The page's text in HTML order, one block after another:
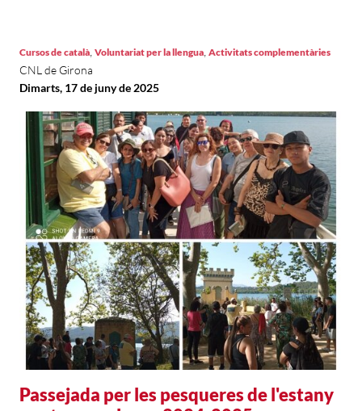
Passejada per les pesqueres de l'estany
Cursos de català, Voluntariat per la llengua, Activitats complementàries
CNL de Girona
Dimarts, 17 de juny de 2025